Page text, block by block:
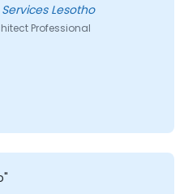
Services Lesotho
Professional